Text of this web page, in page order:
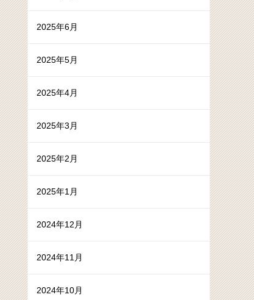
2025年6月
2025年5月
2025年4月
2025年3月
2025年2月
2025年1月
2024年12月
2024年11月
2024年10月